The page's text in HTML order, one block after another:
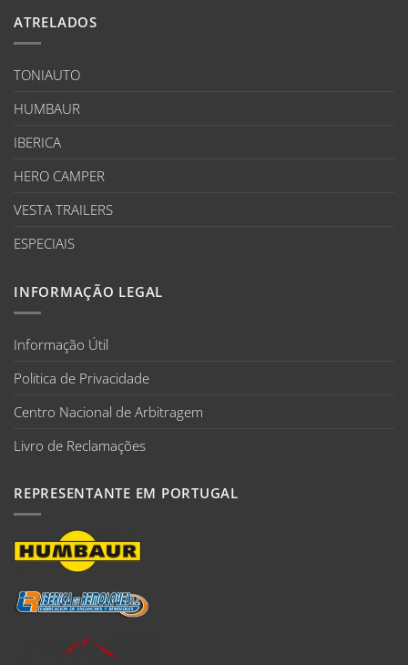
ATRELADOS
TONIAUTO
HUMBAUR
IBERICA
HERO CAMPER
VESTA TRAILERS
ESPECIAIS
INFORMAÇÃO LEGAL
Informação Útil
Politica de Privacidade
Centro Nacional de Arbitragem
Livro de Reclamações
REPRESENTANTE EM PORTUGAL